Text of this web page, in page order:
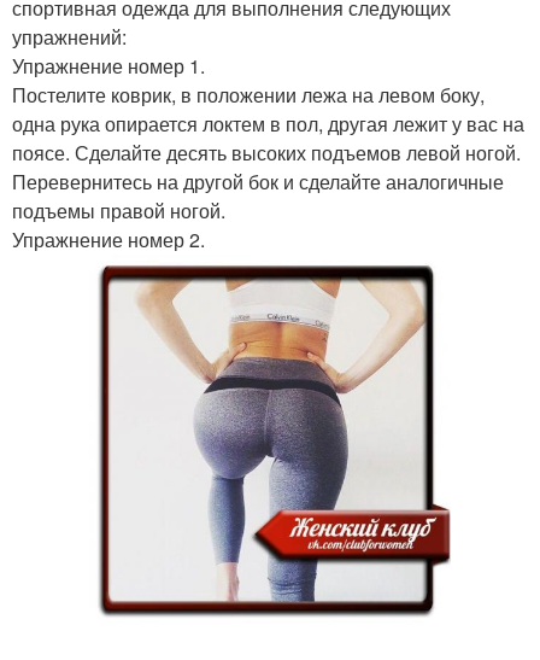
спортивная одежда для выполнения следующих
упражнений:
Упражнение номер 1.
Постелите коврик, в положении лежа на левом боку,
одна рука опирается локтем в пол, другая лежит у вас на
поясе. Сделайте десять высоких подъемов левой ногой.
Перевернитесь на другой бок и сделайте аналогичные
подъемы правой ногой.
Упражнение номер 2.